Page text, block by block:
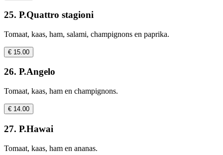
25. P.Quattro stagioni
Tomaat, kaas, ham, salami, champignons en paprika.
€ 15.00
26. P.Angelo
Tomaat, kaas, ham en champignons.
€ 14.00
27. P.Hawai
Tomaat, kaas, ham en ananas.